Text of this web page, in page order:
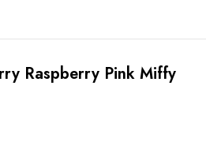
Raspberry Pink Miffy